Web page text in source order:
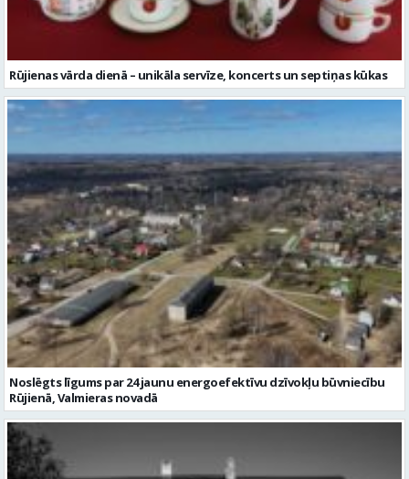
Rūjienas vārda dienā – unikāla servīze, koncerts un septiņas kūkas
Noslēgts līgums par 24 jaunu energoefektīvu dzīvokļu būvniecību
Rūjienā, Valmieras novadā